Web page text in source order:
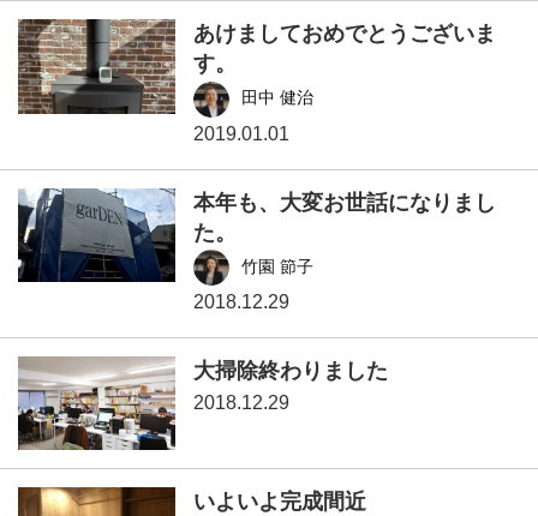
あけましておめでとうございま
す。
田中 健治
2019.01.01
本年も、大変お世話になりまし
た。
竹園 節子
2018.12.29
大掃除終わりました
2018.12.29
いよいよ完成間近